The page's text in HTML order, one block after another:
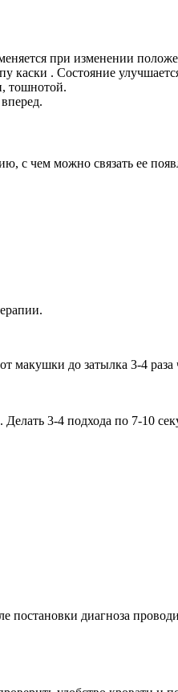
при изменении
каски . Состояние
тошнотой.
с чем можно связать ее
макушки до затылка 3-4
3-4 подхода по 7-10
постановки диагноза